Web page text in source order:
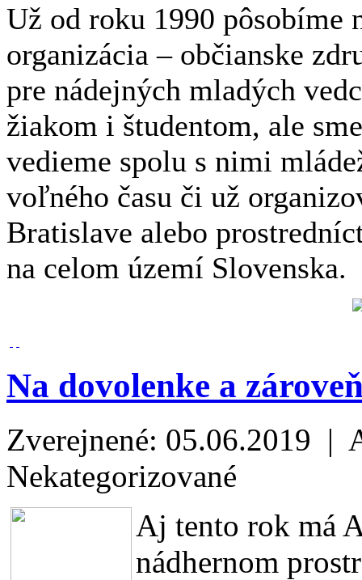
Už od roku 1990 pôsobíme
organizácia – občianske
pre nádejných mladých
žiakom i študentom, ale
vedieme spolu s nimi
voľného času či už
Bratislave alebo
na celom území Slovenska.
Na dovolenke a
Zverejnené: 05.06.2019 |
Nekategorizované
Aj tento rok má
nádhernom